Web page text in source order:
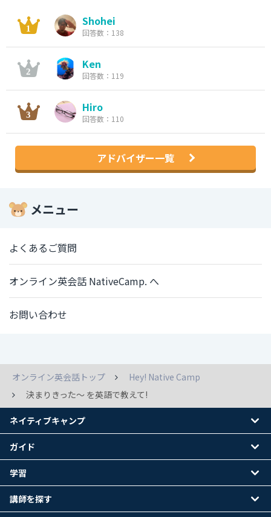
Shohei
回答数：138
Ken
回答数：119
Hiro
回答数：110
アドバイザー一覧
メニュー
よくあるご質問
オンライン英会話 NativeCamp. へ
お問い合わせ
オンライン英会話トップ
Hey! Native Camp
決まりきった～ を英語で教えて!
ネイティブキャンプ
ガイド
学習
講師を探す